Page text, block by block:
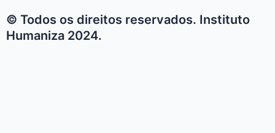
© Todos os direitos reservados. Instituto
Humaniza 2024.